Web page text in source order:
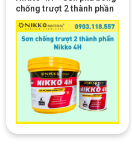
chống trượt 2 thành phần